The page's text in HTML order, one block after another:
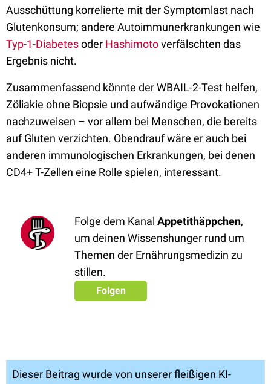
Ausschüttung korrelierte mit der Symptomlast nach
Glutenkonsum; andere Autoimmunerkrankungen wie
Typ-1-Diabetesoder Hashimotoverfälschten das
Ergebnis nicht.
Zusammenfassend könnte der WBAIL-2-Test helfen,
Zöliakie ohne Biopsie und aufwändige Provokationen
nachzuweisen – vor allem bei Menschen, die bereits
auf Gluten verzichten. Obendrauf wäre er auch bei
anderen immunologischen Erkrankungen, bei denen
CD4+ T-Zellen eine Rolle spielen, interessant.
Folge dem Kanal Appetithäppchen,
um deinen Wissenshunger rund um
Themen der Ernährungsmedizin zu
stillen.
Folgen
Dieser Beitrag wurde von unserer fleißigen KI-